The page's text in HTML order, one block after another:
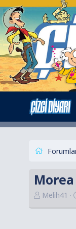
K
Melih41